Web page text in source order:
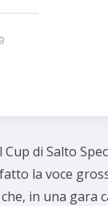
di Salto
la voce
in una